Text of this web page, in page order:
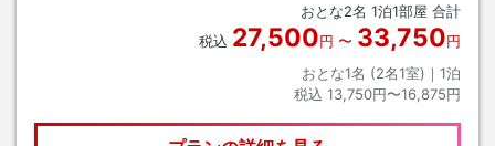
おとな2名 1泊1部屋 合計
税込 27,500円 〜 33,750円
おとな1名 (2名1室)｜ 1泊
税込 13,750円〜16,875円